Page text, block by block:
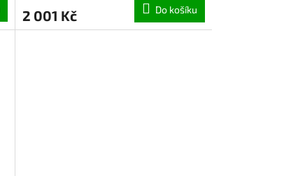
2 001 Kč Do košíku